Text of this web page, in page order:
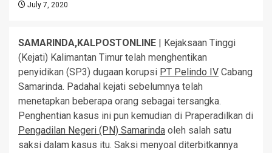
July 7, 2020
SAMARINDA,KALPOSTONLINE | Kejaksaan Tinggi
(Kejati) Kalimantan Timur telah menghentikan
penyidikan (SP3) dugaan korupsi PT Pelindo IV Cabang
Samarinda. Padahal kejati sebelumnya telah
menetapkan beberapa orang sebagai tersangka.
Penghentian kasus ini pun kemudian di Praperadilkan di
Pengadilan Negeri (PN) Samarinda oleh salah satu
saksi dalam kasus itu. Saksi menyoal diterbitkannya